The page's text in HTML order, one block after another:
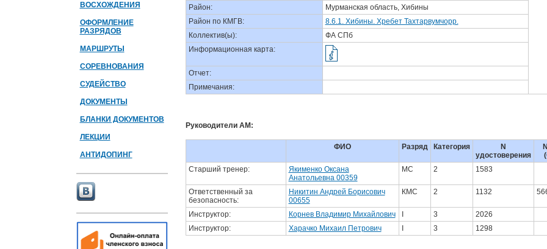
ВОСХОЖДЕНИЯ
ОФОРМЛЕНИЕ
РАЗРЯДОВ
МАРШРУТЫ
СОРЕВНОВАНИЯ
СУДЕЙСТВО
ДОКУМЕНТЫ
БЛАНКИ ДОКУМЕНТОВ
ЛЕКЦИИ
АНТИДОПИНГ
Район:
Мурманская область, Хибины
Район по КМГВ:
8.6.1. Хибины. Хребет Тахтарвумчорр.
Коллектив(ы):
ФА СПб
Информационная карта:
Отчет:
Примечания:
Руководители АМ:
ФИО Разряд Категория
N
удостоверения
Старший тренер:
Якименко Оксана
Анатольевна 00359
МС 2 1583
Ответственный за
безопасность:
Никитин Андрей Борисович
00655
КМС 2 1132
Инструктор: Корнев Владимир Михайлович 3
2026
Инструктор:
Харачко Михаил Петрович 3 1298